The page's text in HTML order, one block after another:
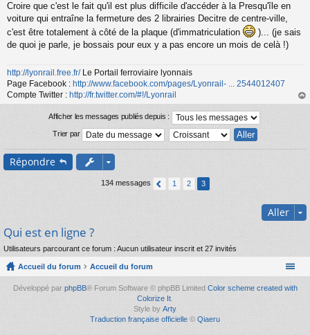
e
s
a
g
n
o
n
l
Croire que c'est le fait qu'il est plus difficile d'accéder à la Presqu'île en
voiture qui entraîne la fermeture des 2 librairies Decitre de centre-ville,
c'est être totalement à côté de la plaque (d'immatriculation
)... (je sais
de quoi je parle, je bossais pour eux y a pas encore un mois de celà !)
http://lyonrail.free.fr/Le Portail ferroviaire lyonnais
Page Facebook : http://www.facebook.com/pages/Lyonrail- ... 2544012407
Compte Twitter : http://fr.twitter.com/#!/Lyonrail
au
Afficher les messages publiés depuis :
Trier par
Répondre
134 messages 1 2 3
Aller
Qui est en ligne ?
Utilisateurs parcourant ce forum : Aucun utilisateur inscrit et 27 invités
Accueil du forum Accueil du forum
Développé par phpBB® Forum Software © phpBB Limited Color scheme created with
Colorize It
Style by Arty
Traduction française officielle © Qiaeru